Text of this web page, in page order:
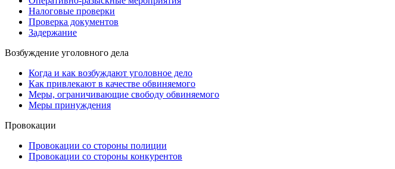
Налоговые проверки
Проверка документов
Задержание
Возбуждение уголовного дела
Когда и как возбуждают уголовное дело
Как привлекают в качестве обвиняемого
Меры, ограничивающие свободу обвиняемого
Меры принуждения
Провокации
Провокации со стороны полиции
Провокации со стороны конкурентов